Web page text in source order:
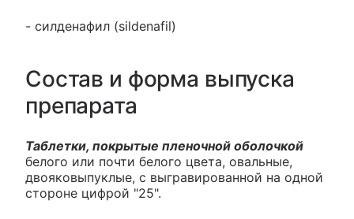
- силденафил (sildenafil)
Состав и форма выпуска
препарата
Таблетки, покрытые пленочной оболочкой
белого или почти белого цвета, овальные,
двояковыпуклые, с выгравированной на одной
стороне цифрой "25".